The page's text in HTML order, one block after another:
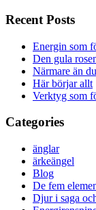
Recent Posts
Energin som
Den gula
Närmare än
Här börjar allt
Verktyg som
Categories
änglar
ärkeängel
Blog
De fem
Djur i saga